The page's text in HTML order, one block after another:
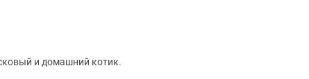
и домашний котик.